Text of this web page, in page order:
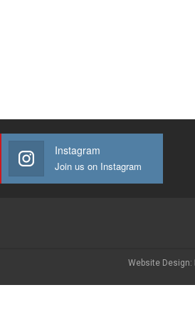
Instagram
Join us on Instagram
Website Design: